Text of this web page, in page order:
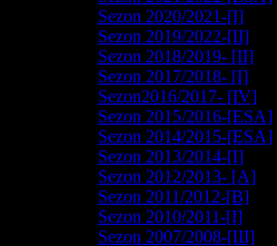
Sezon 2020/2021-[I]
Sezon 2019/2022-[II]
Sezon 2018/2019- [II]
Sezon 2017/2018- [I]
Sezon2016/2017- [IV]
Sezon 2015/2016-[ESA]
Sezon 2014/2015-[ESA]
Sezon 2013/2014-[I]
Sezon 2012/2013- [A]
Sezon 2011/2012-[B]
Sezon 2010/2011-[I]
Sezon 2007/2008-[III]